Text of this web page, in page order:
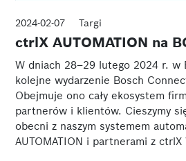
2024-02-07 Targi
ctrlX AUTOMATION na
W dniach 28–29 lutego 2024 r. w
kolejne wydarzenie Bosch
Obejmuje ono cały ekosystem
partnerów i klientów. Cieszymy
obecni z naszym systemem
AUTOMATION i partnerami z ctrlX